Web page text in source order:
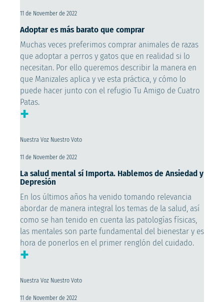
11 de November de 2022
Adoptar es más barato que comprar
Muchas veces preferimos comprar animales de razas
que adoptar a perros y gatos que en realidad si lo
necesitan. Por ello queremos describir la manera en
que Manizales aplica y ve esta práctica, y cómo lo
puede hacer junto con el refugio Tu Amigo de Cuatro
Patas.
+
Nuestra Voz Nuestro Voto
11 de November de 2022
La salud mental sí Importa. Hablemos de Ansiedad y
Depresión
En los últimos años ha venido tomando relevancia
abordar de manera integral los temas de la salud, así
como se han tenido en cuenta las patologías físicas,
las mentales son parte fundamental del bienestar y es
hora de ponerlos en el primer renglón del cuidado.
+
Nuestra Voz Nuestro Voto
11 de November de 2022